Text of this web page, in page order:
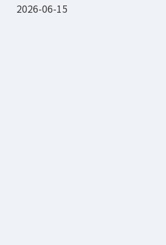
2026-06-15